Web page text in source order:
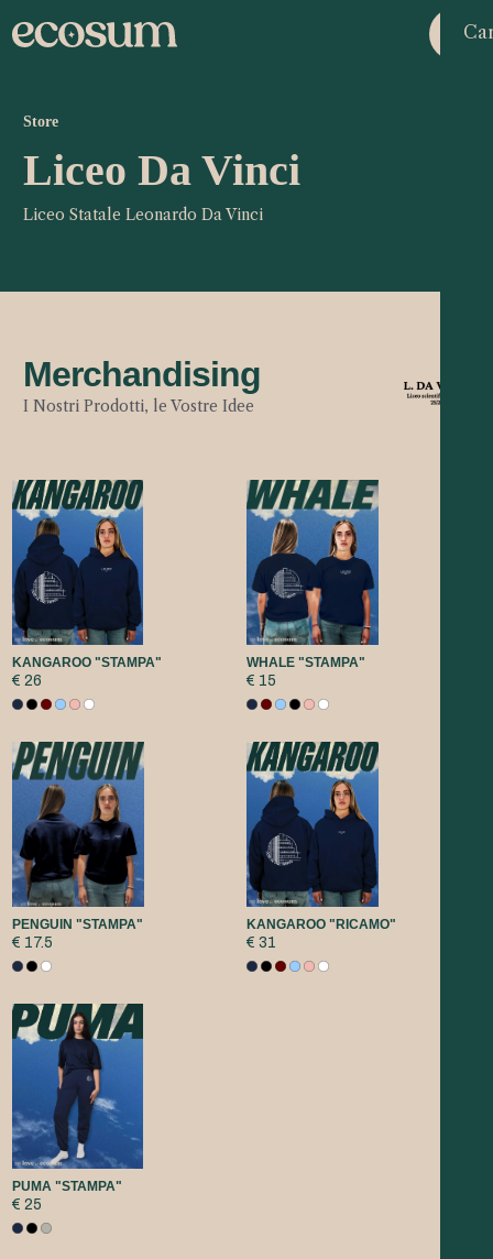
Store
Liceo Da Vinci
Liceo Statale Leonardo Da Vinci
Merchandising
I Nostri Prodotti, le Vostre Idee
KANGAROO "STAMPA"
€ 26
WHALE "STAMPA"
€ 15
PENGUIN "STAMPA"
€ 17.5
KANGAROO "RICAMO"
€ 31
PUMA "STAMPA"
€ 25